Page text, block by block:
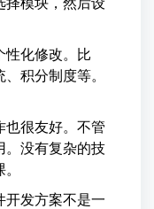
性化修改。比
积分制度等。
也很友好。不管
。没有复杂的技
开发方案不是一